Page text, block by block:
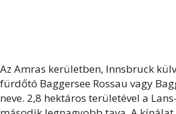
Az Amras kerületben, Innsbruck
fürdőtó Baggersee Rossau vagy
neve. 2,8 hektáros területével a